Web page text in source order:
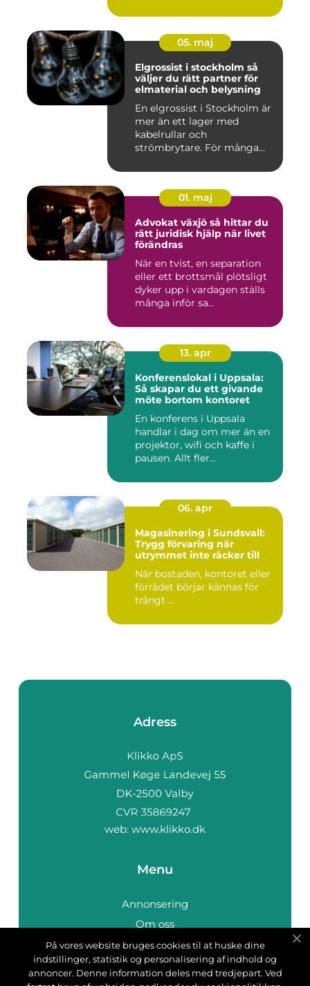
05. maj
Elgrossist i stockholm så
väljer du rätt partner för
elmaterial och belysning
En elgrossist i Stockholm är
mer än ett lager med
kabelrullar och
strömbrytare. För många
01. maj
Advokat växjö så hittar du
rätt juridisk hjälp när livet
förändras
När en tvist, en separation
eller ett brottsmål plötsligt
dyker upp i vardagen ställs
många inför sa...
13. apr
Konferenslokal i Uppsala:
Så skapar du ett givande
möte bortom kontoret
En konferens i Uppsala
handlar i dag om mer än en
projektor, wifi och kaffe i
pausen. Allt fler...
06. apr
Magasinering i Sundsvall:
Trygg förvaring när
utrymmet inte räcker till
När bostaden, kontoret eller
förrådet börjar kännas för
trångt ...
Adress
web: www.klikko.dk
Menu
Annonsering
Om oss
Cookies
Kontakta oss
På vores website bruges cookies til at huske dine
indstillinger, statistik og personalisering af indhold og
annoncer. Denne information deles med tredjepart. Ved